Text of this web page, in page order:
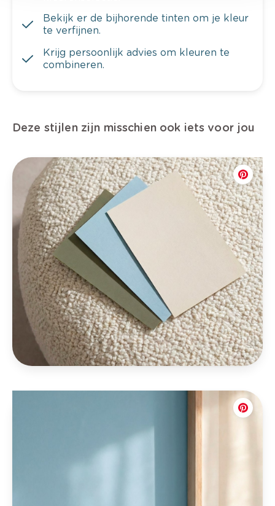
Bekijk er de bijhorende tinten om je kleur
te verfijnen.
Krijg persoonlijk advies om kleuren te
combineren.
Deze stijlen zijn misschien ook iets voor jou